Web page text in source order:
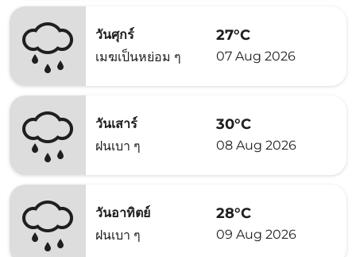
วันศุกร์
เมฆเป็นหย่อม ๆ
27°C
07 Aug 2026
วันเสาร์
ฝนเบา ๆ
30°C
08 Aug 2026
วันอาทิตย์
ฝนเบา ๆ
28°C
09 Aug 2026